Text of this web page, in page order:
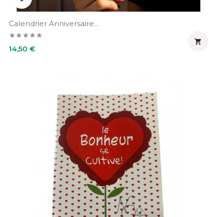
Calendrier Anniversaire...
Prix
14,50 €
